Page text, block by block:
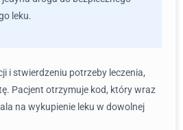
leku.
i stwierdzeniu potrzeby leczenia,
Pacjent otrzymuje kod, który wraz
na wykupienie leku w dowolnej